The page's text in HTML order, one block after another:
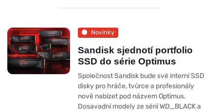
Novinky
Sandisk sjednotí portfolio
SSD do série Optimus
Společnost Sandisk bude své interní SSD
disky pro hráče, tvůrce a profesionály
nově nabízet pod názvem Optimus.
Dosavadní modely ze sérií WD_BLACK a